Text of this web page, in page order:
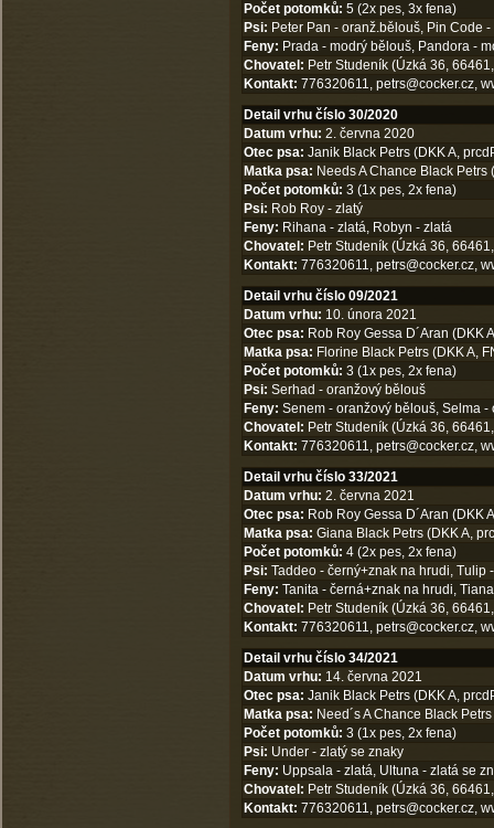
Počet potomků: 5 (2x pes, 3x fena)
Psi: Peter Pan - oranž.bělouš, Pin Code
Feny: Prada - modrý bělouš, Pandora -
Chovatel: Petr Studeník (Úzká 36,
Kontakt: 776320611, petrs@cocker.cz,
Detail vrhu číslo 30/2020
Datum vrhu: 2. června 2020
Otec psa: Janik Black Petrs (DKK A,
Matka psa: Needs A Chance Black Petrs
Počet potomků: 3 (1x pes, 2x fena)
Psi: Rob Roy - zlatý
Feny: Rihana - zlatá, Robyn - zlatá
Chovatel: Petr Studeník (Úzká 36,
Kontakt: 776320611, petrs@cocker.cz,
Detail vrhu číslo 09/2021
Datum vrhu: 10. února 2021
Otec psa: Rob Roy Gessa D´Aran (DKK
Matka psa: Florine Black Petrs (DKK A,
Počet potomků: 3 (1x pes, 2x fena)
Psi: Serhad - oranžový bělouš
Feny: Senem - oranžový bělouš, Selma -
Chovatel: Petr Studeník (Úzká 36,
Kontakt: 776320611, petrs@cocker.cz,
Detail vrhu číslo 33/2021
Datum vrhu: 2. června 2021
Otec psa: Rob Roy Gessa D´Aran (DKK
Matka psa: Giana Black Petrs (DKK A,
Počet potomků: 4 (2x pes, 2x fena)
Psi: Taddeo - černý+znak na hrudi, Tulip
Feny: Tanita - černá+znak na hrudi,
Chovatel: Petr Studeník (Úzká 36,
Kontakt: 776320611, petrs@cocker.cz,
Detail vrhu číslo 34/2021
Datum vrhu: 14. června 2021
Otec psa: Janik Black Petrs (DKK A,
Matka psa: Need´s A Chance Black
Počet potomků: 3 (1x pes, 2x fena)
Psi: Under - zlatý se znaky
Feny: Uppsala - zlatá, Ultuna - zlatá se
Chovatel: Petr Studeník (Úzká 36,
Kontakt: 776320611, petrs@cocker.cz,